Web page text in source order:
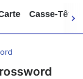
Casse-Tête